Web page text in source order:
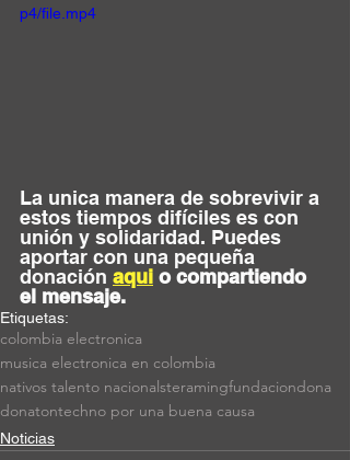
p4/file.mp4
La unica manera de sobrevivir a
estos tiempos difíciles es con
unión y solidaridad. Puedes
aportar con una pequeña
donación aqui o compartiendo
el mensaje.
Etiquetas:
colombia electronica
musica electronica en colombia
nativos talento nacionalsteramingfundaciondona
donatontechno por una buena causa
Noticias